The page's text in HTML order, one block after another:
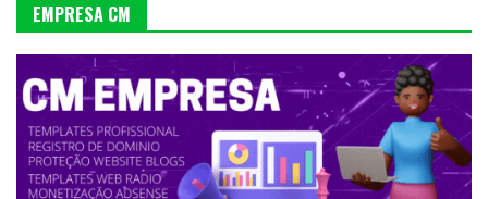
EMPRESA CM